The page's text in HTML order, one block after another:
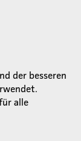
der besseren
alle